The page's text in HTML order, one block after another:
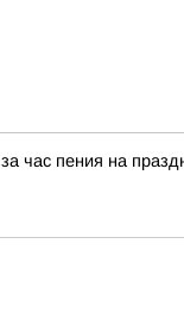
час пения на